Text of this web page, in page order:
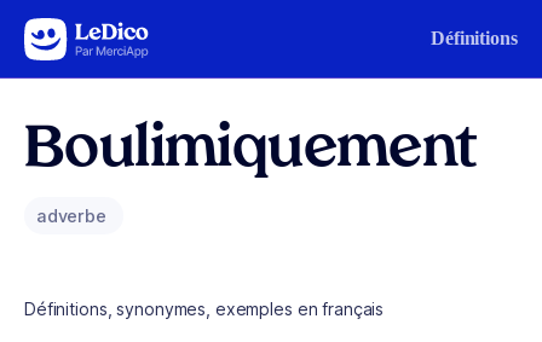
Aller au contenu Définitions
Boulimiquement
adverbe
Définitions, synonymes, exemples en français